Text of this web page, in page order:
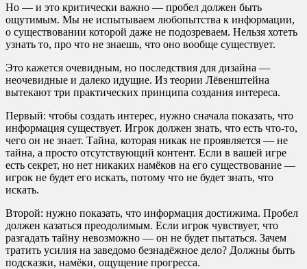
Но — и это критически важно — пробел должен быть
ощутимым. Мы не испытываем любопытства к информации,
о существовании которой даже не подозреваем. Нельзя хотеть
узнать то, про что не знаешь, что оно вообще существует.
Это кажется очевидным, но последствия для дизайна —
неочевидные и далеко идущие. Из теории Лёвенштейна
вытекают три практических принципа создания интереса.
Первый: чтобы создать интерес, нужно сначала показать, что
информация существует. Игрок должен знать, что есть что-то,
чего он не знает. Тайна, которая никак не проявляется — не
тайна, а просто отсутствующий контент. Если в вашей игре
есть секрет, но нет никаких намёков на его существование —
игрок не будет его искать, потому что не будет знать, что
искать.
Второй: нужно показать, что информация достижима. Пробел
должен казаться преодолимым. Если игрок чувствует, что
разгадать тайну невозможно — он не будет пытаться. Зачем
тратить усилия на заведомо безнадёжное дело? Должны быть
подсказки, намёки, ощущение прогресса.